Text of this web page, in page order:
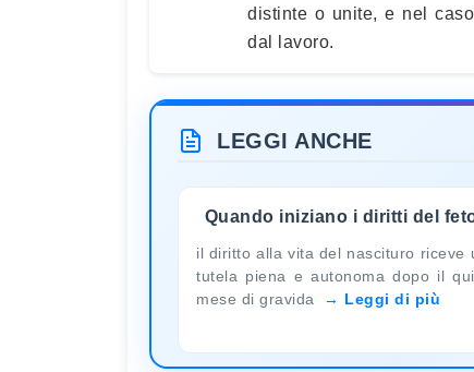
distinte o unite, e nel
dal lavoro.
LEGGI ANCHE
Quando iniziano i diritti del
il diritto alla vita del nascituro riceve
tutela piena e autonoma dopo il
mese di gravida
Leggi di più